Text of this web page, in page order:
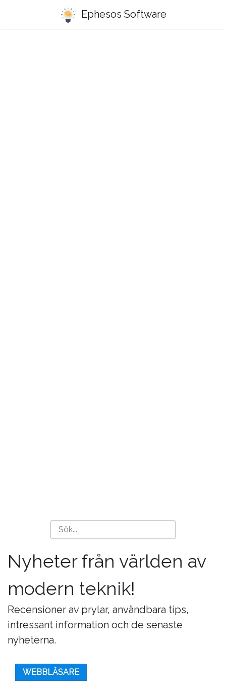
Ephesos Software
Nyheter från världen av
modern teknik!
Recensioner av prylar, användbara tips,
intressant information och de senaste
nyheterna.
WEBBLÄSARE